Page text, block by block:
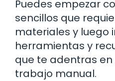
Puedes empezar
sencillos que
materiales y luego
herramientas y
que te adentras
trabajo manual.